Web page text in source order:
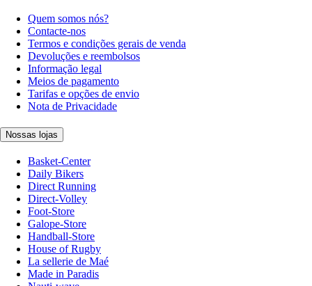
Quem somos nós?
Contacte-nos
Termos e condições gerais de venda
Devoluções e reembolsos
Informação legal
Meios de pagamento
Tarifas e opções de envio
Nota de Privacidade
Nossas lojas
Basket-Center
Daily Bikers
Direct Running
Direct-Volley
Foot-Store
Galope-Store
Handball-Store
House of Rugby
La sellerie de Maé
Made in Paradis